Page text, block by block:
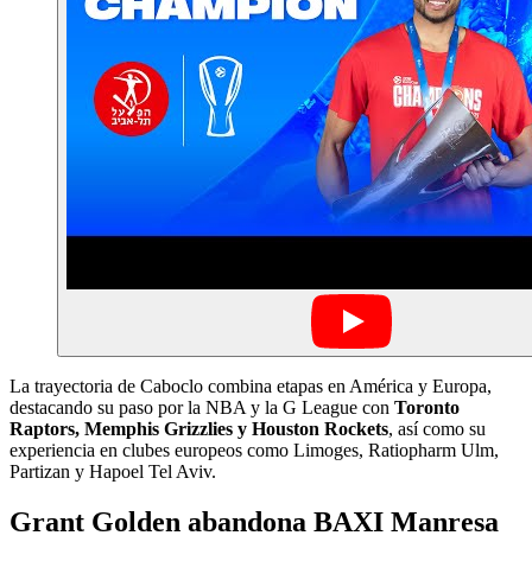
La trayectoria de Caboclo combina etapas en América y Europa,
destacando su paso por la NBA y la G League con Toronto
Raptors, Memphis Grizzlies y Houston Rockets, así como su
experiencia en clubes europeos como Limoges, Ratiopharm Ulm,
Partizan y Hapoel Tel Aviv.
Grant Golden abandona BAXI Manresa